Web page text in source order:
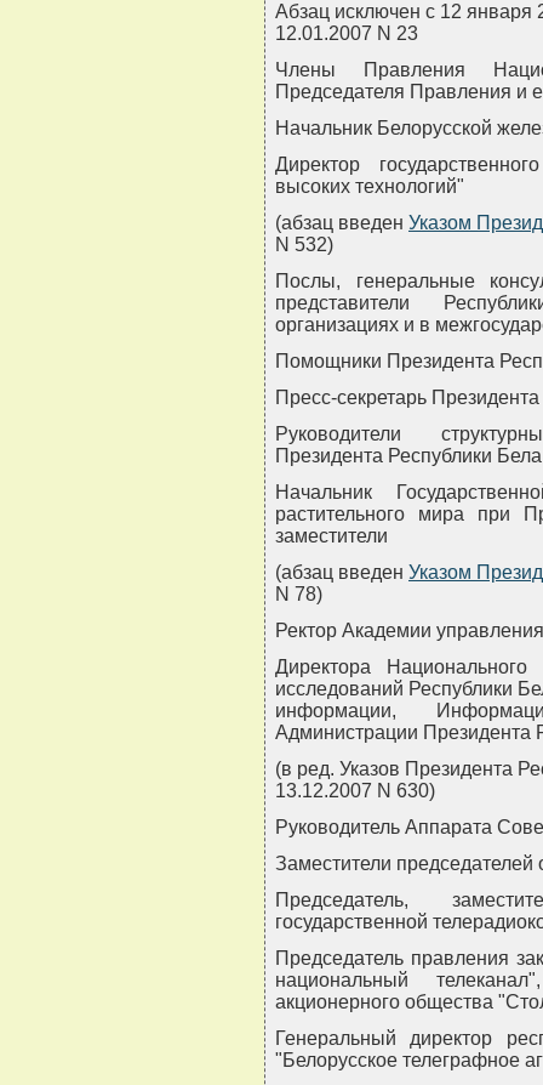
Абзац исключен с 12 января
12.01.2007 N 23
Члены Правления
Председателя Правления и
Начальник Белорусской
Директор
высоких технологий"
(абзац введен Указом
N 532)
Послы, генеральные
представители
организациях и в
Помощники Президента
Пресс-секретарь
Руководители
Президента Республики
Начальник
растительного мира при
заместители
(абзац введен Указом
N 78)
Ректор Академии
Директора
исследований Республики
информации,
Администрации Президента
(в ред. Указов Президента
13.12.2007 N 630)
Руководитель Аппарата
Заместители
Председатель,
государственной
Председатель правления
национальный
акционерного общества
Генеральный директор
"Белорусское телеграфное